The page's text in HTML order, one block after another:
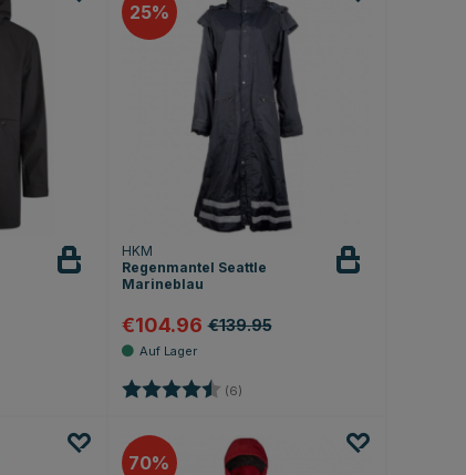
25
HKM
Regenmantel Seattle
Marineblau
€104.96 €139.95
Bewertung: (6)
70